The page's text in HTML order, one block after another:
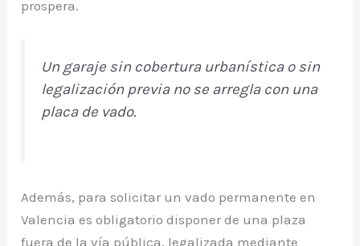
prospera.
Un garaje sin cobertura urbanística o sin
legalización previa no se arregla con una
placa de vado.
Además, para solicitar un vado permanente en
Valencia es obligatorio disponer de una plaza
fuera de la vía pública, legalizada mediante